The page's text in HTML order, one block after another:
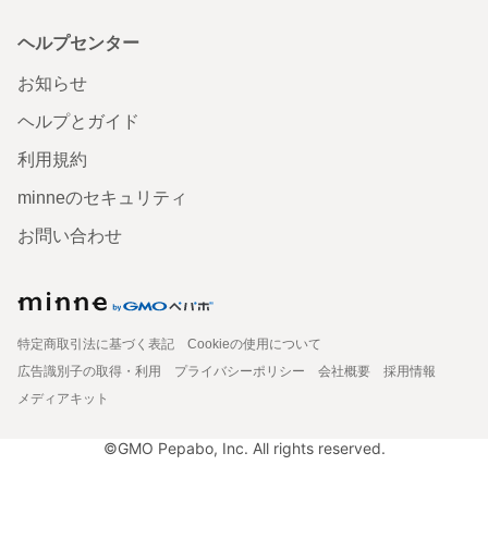
ヘルプセンター
お知らせ
ヘルプとガイド
利用規約
minneのセキュリティ
お問い合わせ
特定商取引法に基づく表記
Cookieの使用について
広告識別子の取得・利用
プライバシーポリシー 会社概要
採用情報
メディアキット
©GMO Pepabo, Inc. All rights reserved.